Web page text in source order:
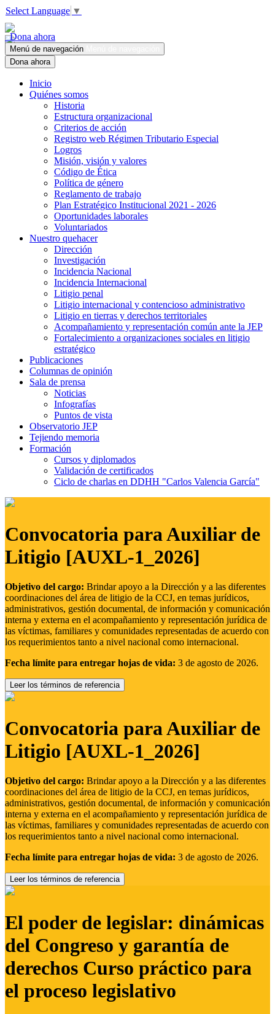
Select Language ▼
Dona ahora
Menú de navegación
Dona ahora
Inicio
Quiénes somos
Historia
Estructura organizacional
Criterios de acción
Registro web Régimen Tributario Especial
Logros
Misión, visión y valores
Código de Ética
Política de género
Reglamento de trabajo
Plan Estratégico Institucional 2021 - 2026
Oportunidades laborales
Voluntariados
Nuestro quehacer
Dirección
Investigación
Incidencia Nacional
Incidencia Internacional
Litigio penal
Litigio internacional y contencioso administrativo
Litigio en tierras y derechos territoriales
Acompañamiento y representación común ante la JEP
Fortalecimiento a organizaciones sociales en litigio
estratégico
Publicaciones
Columnas de opinión
Sala de prensa
Noticias
Infografías
Puntos de vista
Observatorio JEP
Tejiendo memoria
Formación
Cursos y diplomados
Validación de certificados
Ciclo de charlas en DDHH "Carlos Valencia García"
Convocatoria para Auxiliar de
Litigio [AUXL-1_2026]
Objetivo del cargo: Brindar apoyo a la Dirección y a las diferentes
coordinaciones del área de litigio de la CCJ, en temas jurídicos,
administrativos, gestión documental, de información y comunicación
interna y externa en el acompañamiento y representación jurídica de
las víctimas, familiares y comunidades representadas de acuerdo con
los requerimientos tanto a nivel nacional como internacional.
Fecha límite para entregar hojas de vida: 3 de agosto de 2026.
Leer los términos de referencia
Convocatoria para Auxiliar de
Litigio [AUXL-1_2026]
Objetivo del cargo: Brindar apoyo a la Dirección y a las diferentes
coordinaciones del área de litigio de la CCJ, en temas jurídicos,
administrativos, gestión documental, de información y comunicación
interna y externa en el acompañamiento y representación jurídica de
las víctimas, familiares y comunidades representadas de acuerdo con
los requerimientos tanto a nivel nacional como internacional.
Fecha límite para entregar hojas de vida: 3 de agosto de 2026.
Leer los términos de referencia
El poder de legislar: dinámicas
del Congreso y garantía de
derechos Curso práctico para
el proceso legislativo